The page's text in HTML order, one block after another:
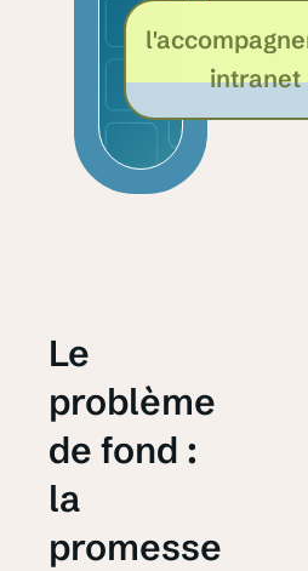
intranet
Le
problème
de fond :
la
promesse